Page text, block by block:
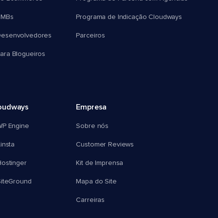
Blogueiros
Programa de Indicação Cloudways
Parceiros
Engine
Empresa
Sobre nós
Customer Reviews
Kit de Imprensa
Mapa do Site
Carreiras